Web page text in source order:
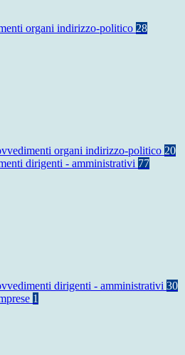
organi indirizzo-politico 28
organi indirizzo-politico 20
dirigenti - amministrativi 77
dirigenti - amministrativi 30
1